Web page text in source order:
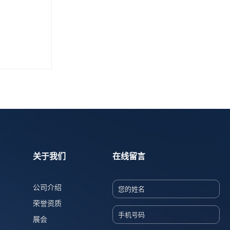
关于我们
公司介绍
荣誉资质
展会
在线留言